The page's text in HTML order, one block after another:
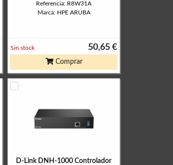
Referencia: R8W31A
Marca: HPE ARUBA
50,65 €
Sin stock
Comprar
D-Link DNH-1000 Controlador